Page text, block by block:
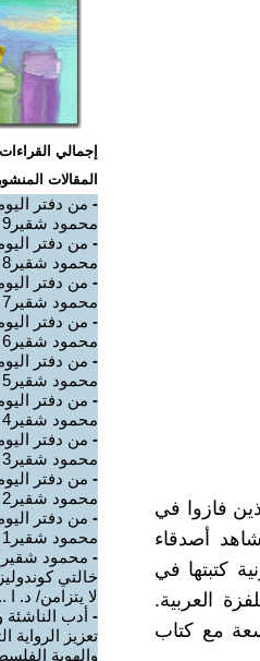
فازوا في
أصدقاء
كتبتها في
العربية.
مع كتاب
إجمالي القراءات:
المقالات
- من دفتر
محمود شقير9
- من دفتر
محمود شقير8
- من دفتر
محمود شقير7
- من دفتر
محمود شقير6
- من دفتر
محمود شقير5
- من دفتر
محمود شقير4
- من دفتر
محمود شقير3
- من دفتر
محمود شقير2
- من دفتر
محمود شقير1
- محمود شقير
خالتي
لا يتزامن/ د. ا
- أدب
تعزيز الرواية
والهوية